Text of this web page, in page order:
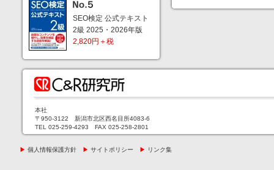
SEO検定 公式テキスト
2級 2025・2026年版
2,820円＋税
本社
〒950-3122 新潟市北区西名目所4083-6
TEL 025-259-4293 FAX 025-258-2801
▶ 個人情報保護方針 ▶ サイトポリシー ▶ リンク集